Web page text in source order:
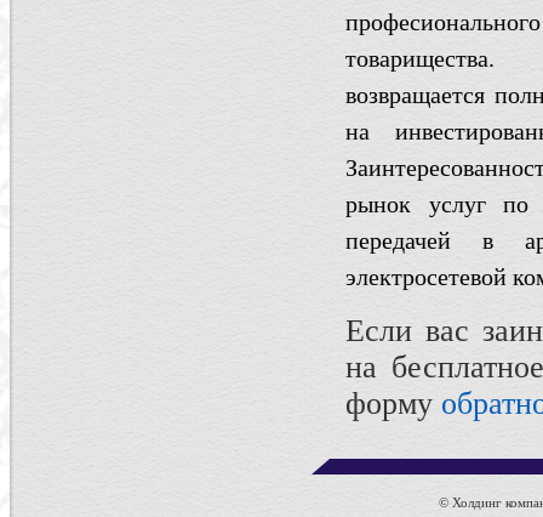
товарищества.
возвращается
на
рынок услуг по
передачей в
электросетевой
Если вас
на
форму
© Холдинг